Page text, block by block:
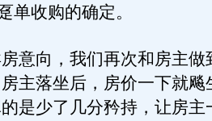
单收购的确定。
向，我们再次和房主做
主落坐后，房价一下就飚
是少了几分矜持，让房主